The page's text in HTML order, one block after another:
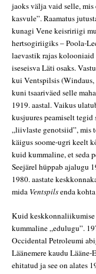
jaoks välja vaid selle,
kasvule”. Raamatus
kunagi Vene keisririigi
hertsogiriigiks – Poola-
laevastik rajas
iseseisva Läti osaks.
kui Ventspilsis
kuni tsaariväed selle
1919. aastal. Vaikus
kusjuures peamiselt
„liivlaste genotsiid”, mis
käigus soome-ugri keelt
kuid kummaline, et seda
Seejärel hüppab ajalugu
1980. aastate
mida Ventspilsenda
Kuid keskkonnaliikumise
kummaline „edulugu”.
Occidental Petroleumi
Läänemere kaudu
ehitatud ja see on alates